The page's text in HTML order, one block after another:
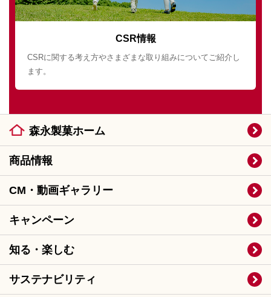
CSR情報
CSRに関する考え方やさまざまな取り組みについてご紹介し
ます。
森永製菓ホーム
商品情報
CM・動画ギャラリー
キャンペーン
知る・楽しむ
サステナビリティ